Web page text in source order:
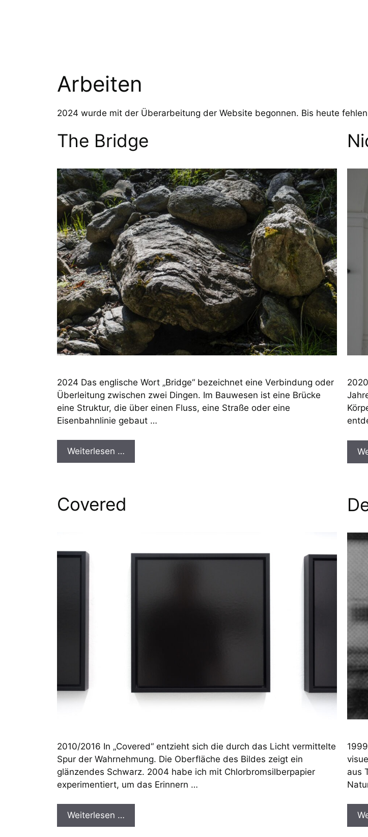
Arbeiten
2024 wurde mit der Überarbeitung der Website begonnen. Bis heute
The Bridge
2024 Das englische Wort „Bridge“ bezeichnet eine Verbindung oder
Überleitung zwischen zwei Dingen. Im Bauwesen ist eine Brücke
eine Struktur, die über einen Fluss, eine Straße oder eine
Eisenbahnlinie gebaut …
Weiterlesen …
Covered
2010/2016 In „Covered“ entzieht sich die durch das Licht vermittelte
Spur der Wahrnehmung. Die Oberfläche des Bildes zeigt ein
glänzendes Schwarz. 2004 habe ich mit Chlorbromsilberpapier
experimentiert, um das Erinnern …
Weiterlesen …
aus